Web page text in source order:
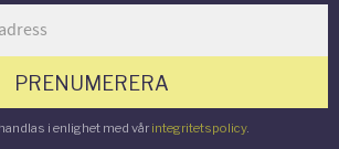
PRENUMERERA
i enlighet med vår integritetspolicy.